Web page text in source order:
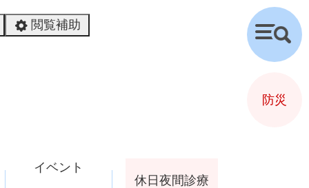
閲覧補助
イベント
休日夜間診療
検
索
防災